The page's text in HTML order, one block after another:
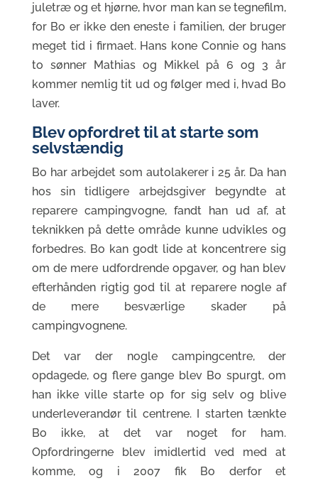
juletræ og et hjørne, hvor man kan se tegnefilm,
for Bo er ikke den eneste i familien, der bruger
meget tid i firmaet. Hans kone Connie og hans
to sønner Mathias og Mikkel på 6 og 3 år
kommer nemlig tit ud og følger med i, hvad Bo
laver.
Blev opfordret til at starte som
selvstændig
Bo har arbejdet som autolakerer i 25 år. Da han
hos sin tidligere arbejdsgiver begyndte at
reparere campingvogne, fandt han ud af, at
teknikken på dette område kunne udvikles og
forbedres. Bo kan godt lide at koncentrere sig
om de mere udfordrende opgaver, og han blev
efterhånden rigtig god til at reparere nogle af
de mere besværlige skader på
campingvognene.
Det var der nogle campingcentre, der
opdagede, og flere gange blev Bo spurgt, om
han ikke ville starte op for sig selv og blive
underleverandør til centrene. I starten tænkte
Bo ikke, at det var noget for ham.
Opfordringerne blev imidlertid ved med at
komme, og i 2007 fik Bo derfor et